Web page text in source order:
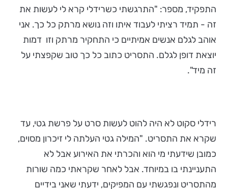
התפקיד, מספר: "התרגשתי כשרידלי קרא לי לעשות את
זה - תמיד רציתי לעבוד איתו וזה נושא מרתק כל כך. אני
אוהב לגלם אנשים אמיתיים כי התחקיר מרתק וזו דמות
יוצאת דופן לגלם. התסריט כתוב כל כך טוב שקפצתי על
זה מיד".
רידלי סקוט לא היה להוט לעשות סרט על פרשת גטי, עד
שקרא את התסריט. "המילה גטי העלתה לי זיכרון מסוים,
כמובן שידעתי מי הוא והכרתי את האירוע אבל לא
התעניינתי בו במיוחד. אבל לאחר שקראתי כמה שורות
מהתסריט ונפגשתי עם המפיקים, ידעתי שאני בידיים